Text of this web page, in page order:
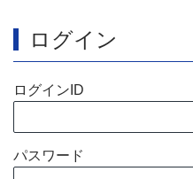
ログイン
ログインID
パスワード